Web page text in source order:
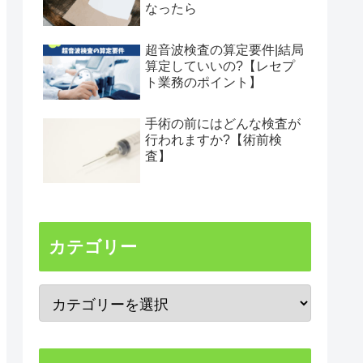
なったら
超音波検査の算定要件|結局
算定していいの?【レセプ
ト業務のポイント】
手術の前にはどんな検査が
行われますか?【術前検
査】
カテゴリー